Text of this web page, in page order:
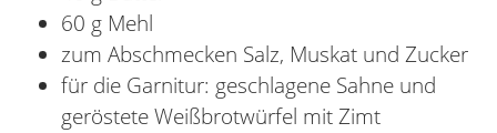
60 g Mehl
zum Abschmecken Salz, Muskat und Zucker
für die Garnitur: geschlagene Sahne und
geröstete Weißbrotwürfel mit Zimt